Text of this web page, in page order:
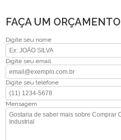
FAÇA UM ORÇAMENTO
Digite seu nome
Digite seu email
Digite seu telefone
Mensagem